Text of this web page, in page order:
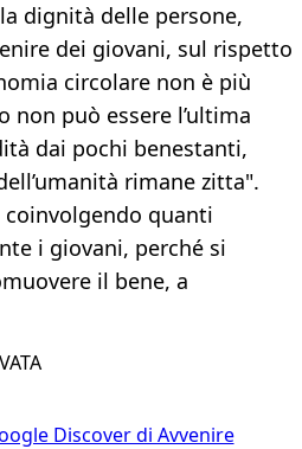
dignità delle persone,
dei giovani, sul rispetto
circolare non è più
non può essere l’ultima
dai pochi benestanti,
rimane zitta".
coinvolgendo quanti
i giovani, perché si
il bene, a
Discover di Avvenire